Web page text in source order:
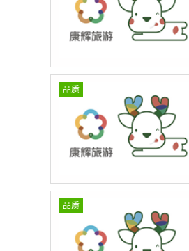
品质
品质